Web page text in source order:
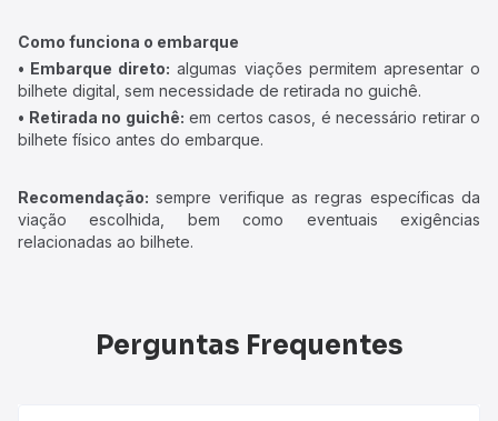
Como funciona o embarque
• Embarque direto: algumas viações permitem apresentar o
bilhete digital, sem necessidade de retirada no guichê.
• Retirada no guichê: em certos casos, é necessário retirar o
bilhete físico antes do embarque.
Recomendação: sempre verifique as regras específicas da
viação escolhida, bem como eventuais exigências
relacionadas ao bilhete.
Perguntas Frequentes